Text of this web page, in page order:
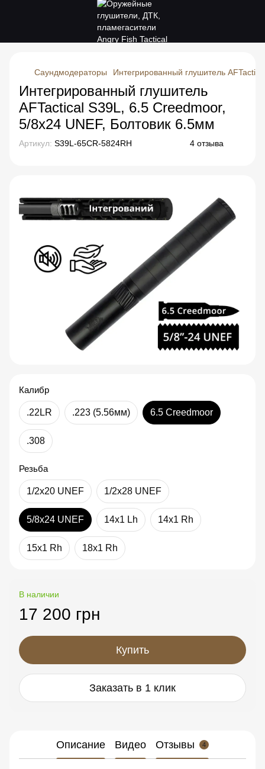
Саундмодераторы Интегрированный глушитель
Интегрированный глушитель
AFTactical S39L, 6.5 Creedmoor,
5/8x24 UNEF, Болтовик 6.5мм
Артикул: S39L-65CR-5824RH 4 отзыва
Калибр
.22LR .223 (5.56мм) 6.5 Creedmoor
.308
Резьба
1/2x20 UNEF 1/2x28 UNEF
5/8x24 UNEF 14x1 Lh 14x1 Rh
15x1 Rh 18x1 Rh
В наличии
17 200 грн
Купить
Заказать в 1 клик
Описание Видео Отзывы 4